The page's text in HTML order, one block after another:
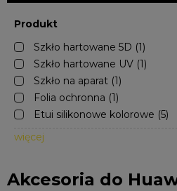
Produkt
Szkło hartowane 5D (1)
Szkło hartowane UV (1)
Szkło na aparat (1)
Folia ochronna (1)
Etui silikonowe kolorowe (5)
więcej
Akcesoria do